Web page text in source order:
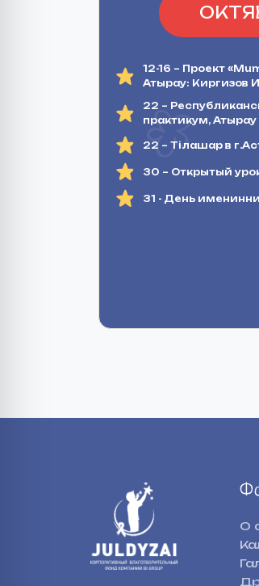
12-16 – Проект
Атырау: Киргизов
22 –
практикум, Атырау
22 – Тілашар в
30 – Открытый
31 - День
О